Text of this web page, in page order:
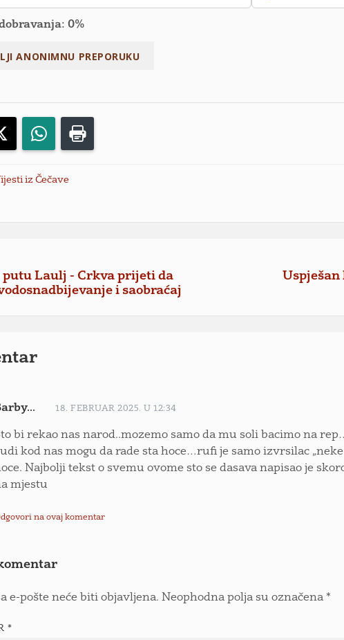
0%
WhatsApp
iz Čečave
putu Laulj - Crkva prijeti da
i saobraćaj
Uspješan
18. FEBRUAR 2025. U 12:34
bi rekao nas narod..mozemo samo da mu soli bacimo na
kod nas mogu da rade sta hoce…rufi je samo izvrsilac
Najbolji tekst o svemu ovome sto se dasava napisao je
mjestu
na ovaj komentar
e-pošte neće biti objavljena. Neophodna polja su označena*
*